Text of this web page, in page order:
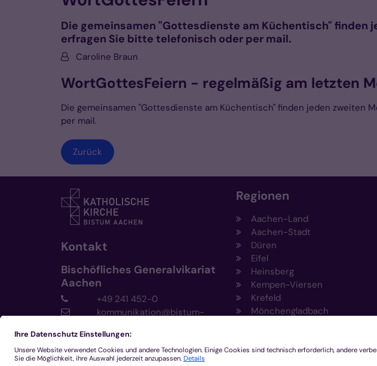
Die gemeinsamen "Gottesdienste am Küchentisch" finden
erfragen Sie bitte telefonisch oder per mail.
Von:Caroline Braun
WortGottesFeiern - regelmäßig am letzten
Die gemeinsamen "Gottesdienste am Küchentisch" finden jeden zweiten
per mail.
Zurück
Kontakt
Bischöfliches Generalvikariat
Aachen
+49 241 452-0
kommunikation@bistum-
www.bistum-aachen.de
Regionen
Aachen-Land
Aachen-Stadt
Düren
Eifel
Heinsberg
Kempen-Viersen
Krefeld
Mönchengladbach